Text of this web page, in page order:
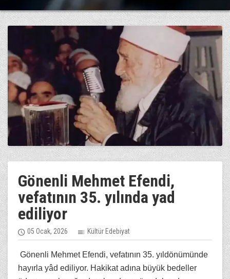
Gönenli Mehmet Efendi,
vefatının 35. yılında yad
ediliyor
05 Ocak, 2026 Kültür Edebiyat
Gönenli Mehmet Efendi, vefatının 35. yıldönümünde
hayırla yâd ediliyor. Hakikat adına büyük bedeller